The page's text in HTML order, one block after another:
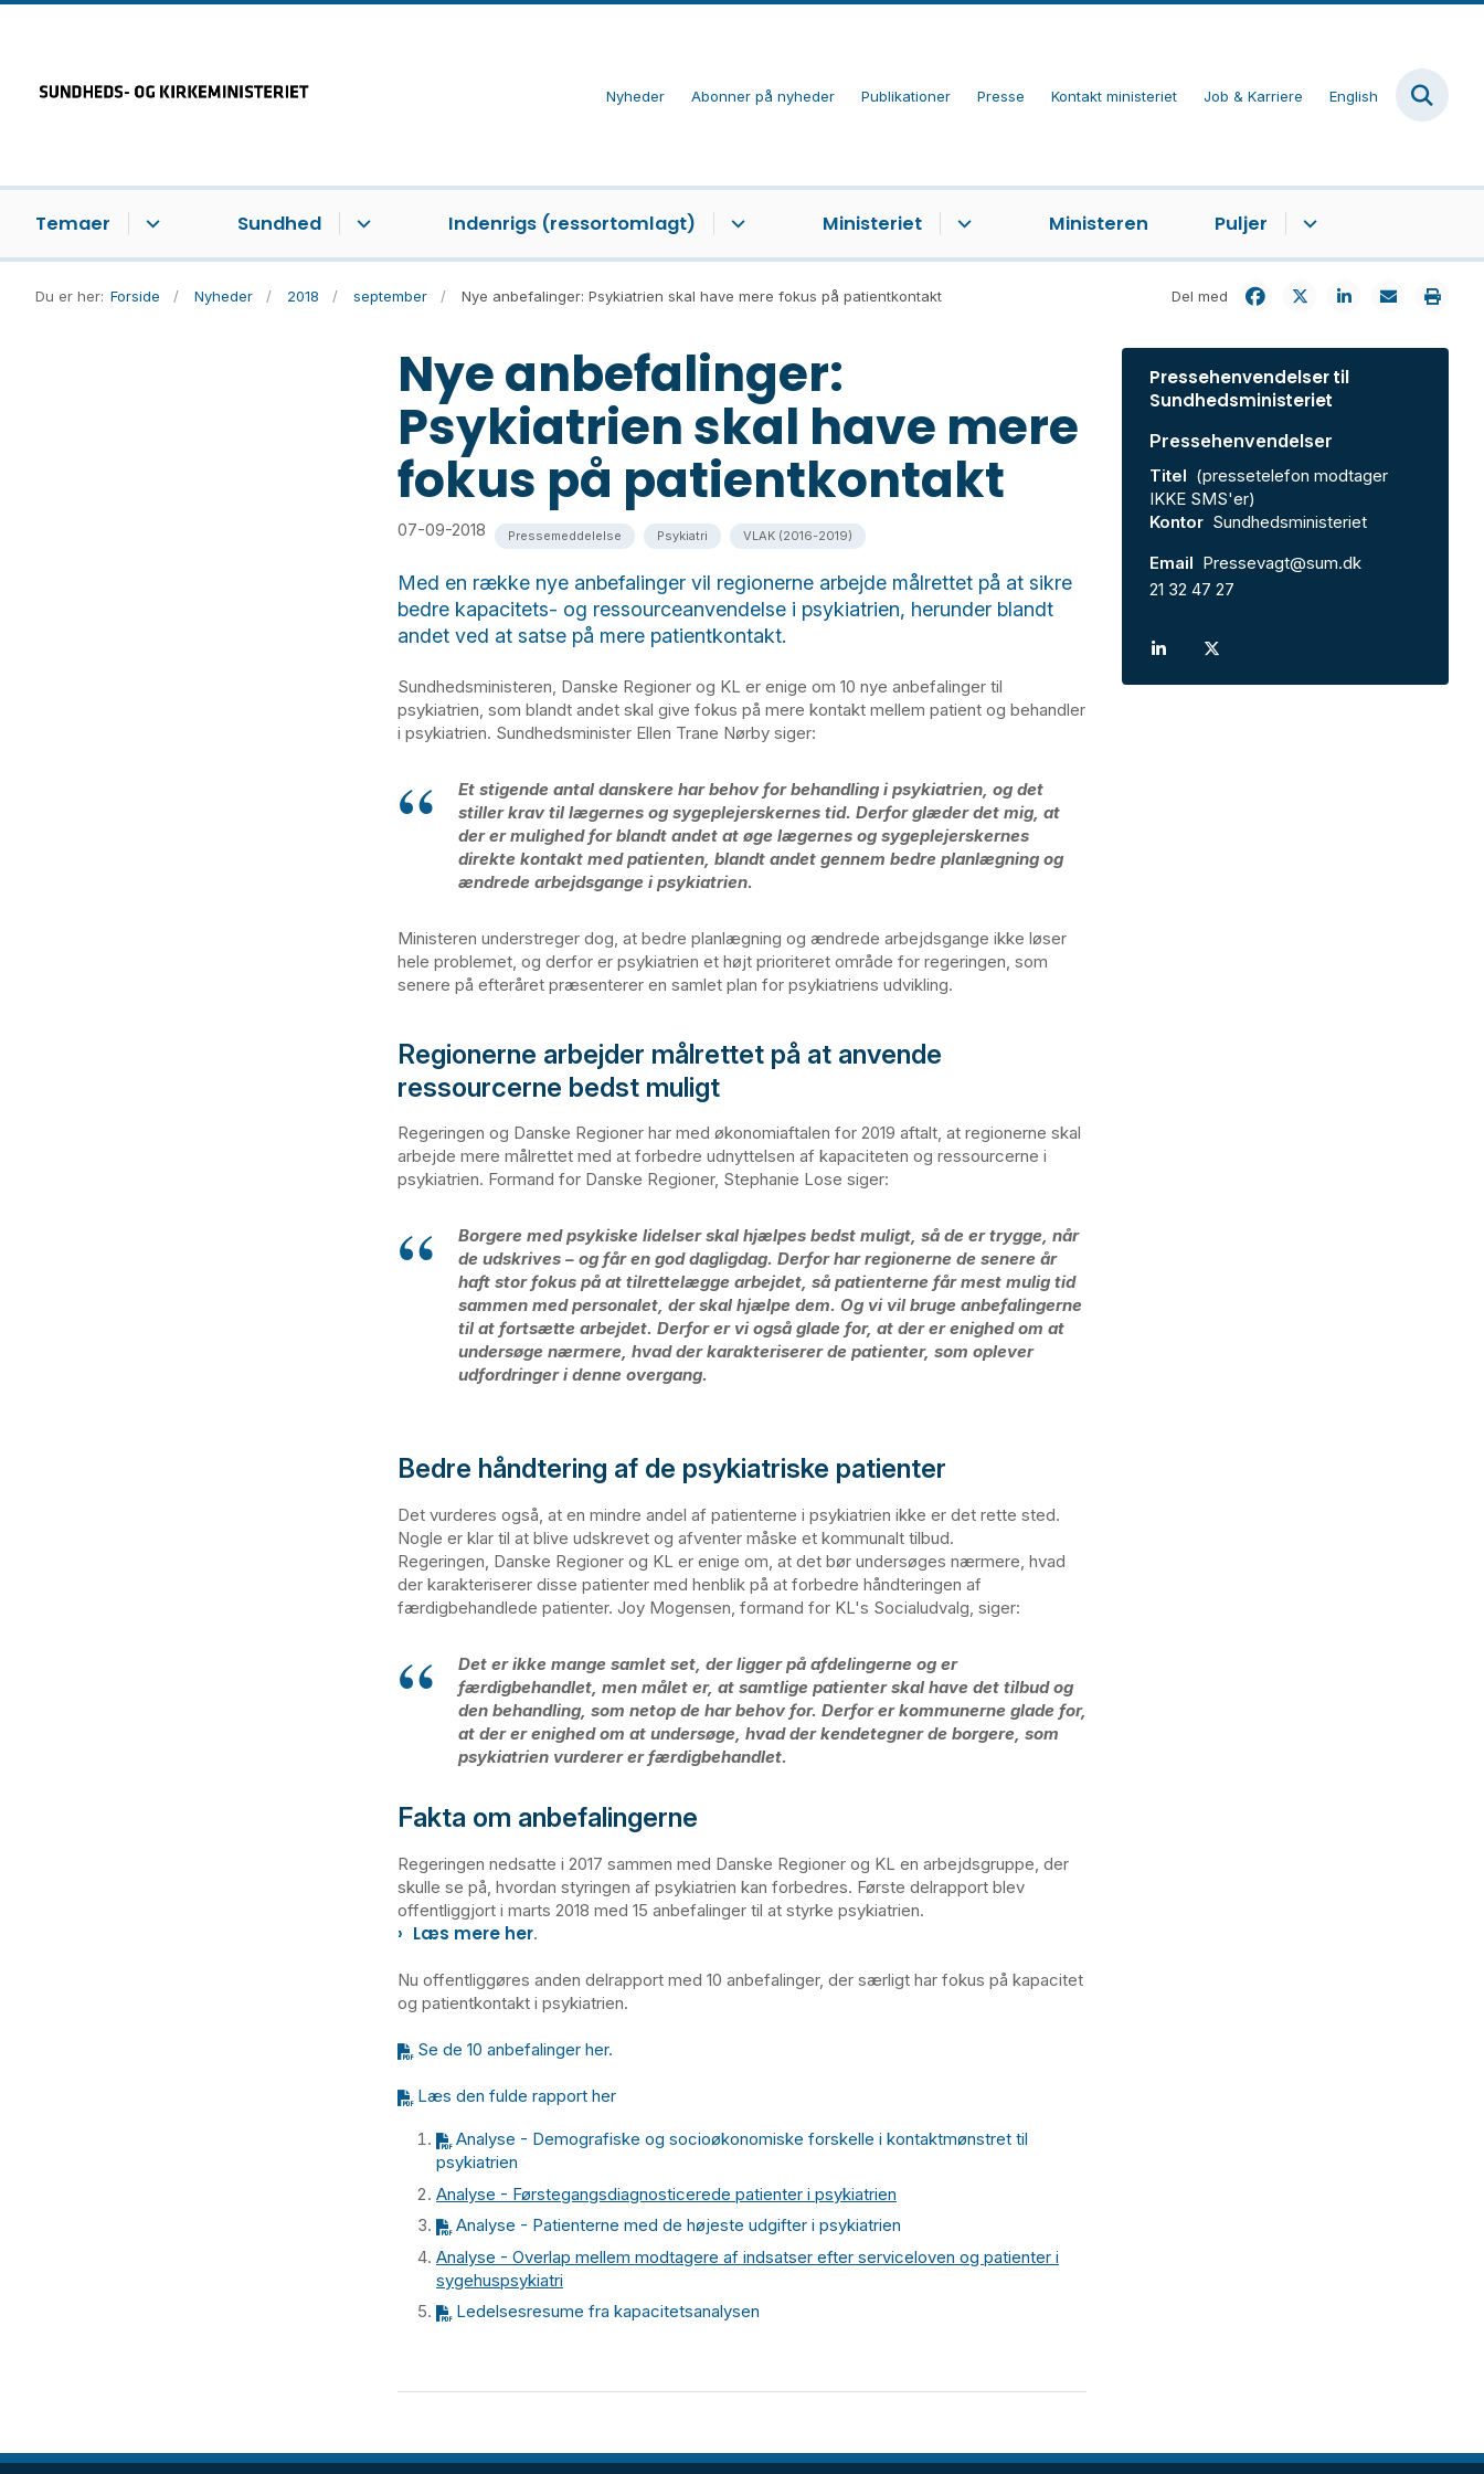
Nyheder Abonner på nyheder Publikationer Presse Kontakt ministeriet Job & Karriere English
Temaer Sundhed Indenrigs (ressortomlagt) Ministeriet Ministeren Puljer
Du er her: Forside Nyheder 2018 september Nye anbefalinger: Psykiatrien skal have mere fokus på patientkontakt Del med
Nye anbefalinger:
Psykiatrien skal have mere
fokus på patientkontakt
07-09-2018 Pressemeddelelse Psykiatri VLAK (2016-2019)
Med en række nye anbefalinger vil regionerne arbejde målrettet på at sikre
bedre kapacitets- og ressourceanvendelse i psykiatrien, herunder blandt
andet ved at satse på mere patientkontakt.
Sundhedsministeren, Danske Regioner og KL er enige om 10 nye anbefalinger til
psykiatrien, som blandt andet skal give fokus på mere kontakt mellem patient og behandler
i psykiatrien. Sundhedsminister Ellen Trane Nørby siger:
Et stigende antal danskere har behov for behandling i psykiatrien, og det
stiller krav til lægernes og sygeplejerskernes tid. Derfor glæder det mig, at
der er mulighed for blandt andet at øge lægernes og sygeplejerskernes
direkte kontakt med patienten, blandt andet gennem bedre planlægning og
ændrede arbejdsgange i psykiatrien.
Ministeren understreger dog, at bedre planlægning og ændrede arbejdsgange ikke løser
hele problemet, og derfor er psykiatrien et højt prioriteret område for regeringen, som
senere på efteråret præsenterer en samlet plan for psykiatriens udvikling.
Regionerne arbejder målrettet på at anvende
ressourcerne bedst muligt
Regeringen og Danske Regioner har med økonomiaftalen for 2019 aftalt, at regionerne skal
arbejde mere målrettet med at forbedre udnyttelsen af kapaciteten og ressourcerne i
psykiatrien. Formand for Danske Regioner, Stephanie Lose siger:
Borgere med psykiske lidelser skal hjælpes bedst muligt, så de er trygge, når
de udskrives – og får en god dagligdag. Derfor har regionerne de senere år
haft stor fokus på at tilrettelægge arbejdet, så patienterne får mest mulig tid
sammen med personalet, der skal hjælpe dem. Og vi vil bruge anbefalingerne
til at fortsætte arbejdet. Derfor er vi også glade for, at der er enighed om at
undersøge nærmere, hvad der karakteriserer de patienter, som oplever
udfordringer i denne overgang.
Bedre håndtering af de psykiatriske patienter
Det vurderes også, at en mindre andel af patienterne i psykiatrien ikke er det rette sted.
Nogle er klar til at blive udskrevet og afventer måske et kommunalt tilbud.
Regeringen, Danske Regioner og KL er enige om, at det bør undersøges nærmere, hvad
der karakteriserer disse patienter med henblik på at forbedre håndteringen af
færdigbehandlede patienter. Joy Mogensen, formand for KL's Socialudvalg, siger:
Det er ikke mange samlet set, der ligger på afdelingerne og er
færdigbehandlet, men målet er, at samtlige patienter skal have det tilbud og
den behandling, som netop de har behov for. Derfor er kommunerne glade for,
at der er enighed om at undersøge, hvad der kendetegner de borgere, som
psykiatrien vurderer er færdigbehandlet.
Fakta om anbefalingerne
Regeringen nedsatte i 2017 sammen med Danske Regioner og KL en arbejdsgruppe, der
skulle se på, hvordan styringen af psykiatrien kan forbedres. Første delrapport blev
offentliggjort i marts 2018 med 15 anbefalinger til at styrke psykiatrien.
Læs mere her.
Nu offentliggøres anden delrapport med 10 anbefalinger, der særligt har fokus på kapacitet
og patientkontakt i psykiatrien.
Se de 10 anbefalinger her.
Læs den fulde rapport her
Analyse - Demografiske og socioøkonomiske forskelle i kontaktmønstret til
psykiatrien
Analyse - Førstegangsdiagnosticerede patienter i psykiatrien
Analyse - Patienterne med de højeste udgifter i psykiatrien
Analyse - Overlap mellem modtagere af indsatser efter serviceloven og patienter i
sygehuspsykiatri
Ledelsesresume fra kapacitetsanalysen
Pressehenvendelser til
Sundhedsministeriet
Pressehenvendelser
Titel (pressetelefon modtager
IKKE SMS'er)
Kontor Sundhedsministeriet
Email Pressevagt@sum.dk
21 32 47 27